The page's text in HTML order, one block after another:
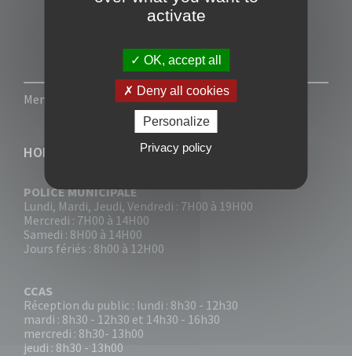
Mentions légales-Politique de confidentialité
HORAIRES
POLICE MUNICIPALE
Lundi, Mardi, Jeudi, Vendredi : 7H00 à 19H00
Mercredi : 7H00 à 14H00
Samedi : 8H00 à 14H00
Jours fériés : 8h00 à 12H00
CCAS
Réception du public : lundi : 8h30 - 12h30
mardi : 8h30 - 12h30 et 14h30 - 16h30
mercredi : 8h30- 13h00
jeudi : 8h30 - 13h00
activate
OK, accept all
Deny all cookies
Personalize
Privacy policy